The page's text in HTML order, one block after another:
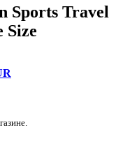
Sports Travel
Size